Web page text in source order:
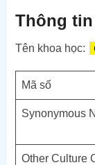
Thông
Tên khoa học:
Mã số
Synonymous
Other Culture